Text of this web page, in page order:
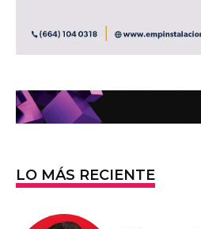
LO MÁS RECIENTE